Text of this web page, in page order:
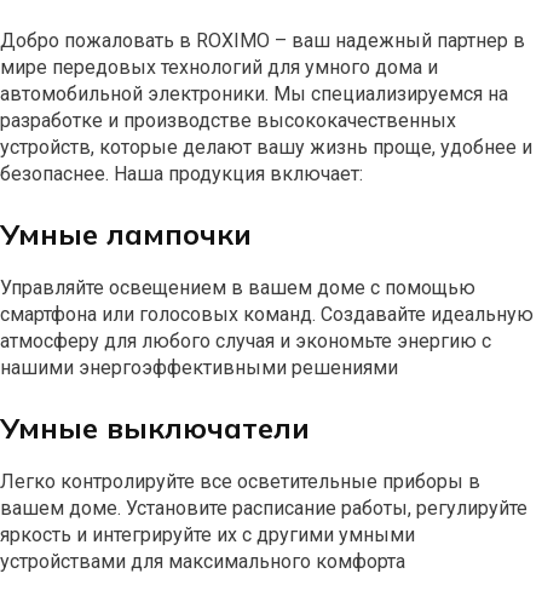
Добро пожаловать в ROXIMO – ваш надежный партнер в
мире передовых технологий для умного дома и
автомобильной электроники. Мы специализируемся на
разработке и производстве высококачественных
устройств, которые делают вашу жизнь проще, удобнее и
безопаснее. Наша продукция включает:
Умные лампочки
Управляйте освещением в вашем доме с помощью
смартфона или голосовых команд. Создавайте идеальную
атмосферу для любого случая и экономьте энергию с
нашими энергоэффективными решениями
Умные выключатели
Легко контролируйте все осветительные приборы в
вашем доме. Установите расписание работы, регулируйте
яркость и интегрируйте их с другими умными
устройствами для максимального комфорта